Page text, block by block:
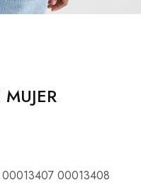
00013408